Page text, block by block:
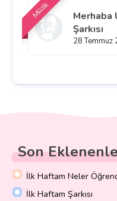
Müzik
Merhaba
Şarkısı
28 Temmuz
Son
İlk Haftam Neler
İlk Haftam Şarkısı